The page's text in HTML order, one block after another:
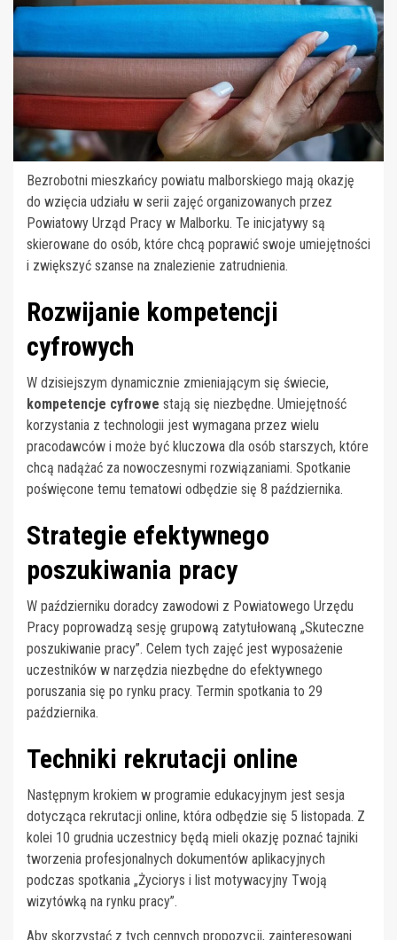
Bezrobotni mieszkańcy powiatu malborskiego mają okazję
do wzięcia udziału w serii zajęć organizowanych przez
Powiatowy Urząd Pracy w Malborku. Te inicjatywy są
skierowane do osób, które chcą poprawić swoje umiejętności
i zwiększyć szanse na znalezienie zatrudnienia.
Rozwijanie kompetencji
cyfrowych
W dzisiejszym dynamicznie zmieniającym się świecie,
kompetencje cyfrowe stają się niezbędne. Umiejętność
korzystania z technologii jest wymagana przez wielu
pracodawców i może być kluczowa dla osób starszych, które
chcą nadążać za nowoczesnymi rozwiązaniami. Spotkanie
poświęcone temu tematowi odbędzie się 8 października.
Strategie efektywnego
poszukiwania pracy
W październiku doradcy zawodowi z Powiatowego Urzędu
Pracy poprowadzą sesję grupową zatytułowaną „Skuteczne
poszukiwanie pracy”. Celem tych zajęć jest wyposażenie
uczestników w narzędzia niezbędne do efektywnego
poruszania się po rynku pracy. Termin spotkania to 29
października.
Techniki rekrutacji online
Następnym krokiem w programie edukacyjnym jest sesja
dotycząca rekrutacji online, która odbędzie się 5 listopada. Z
kolei 10 grudnia uczestnicy będą mieli okazję poznać tajniki
tworzenia profesjonalnych dokumentów aplikacyjnych
podczas spotkania „Życiorys i list motywacyjny Twoją
wizytówką na rynku pracy”.
Aby skorzystać z tych cennych propozycji, zainteresowani